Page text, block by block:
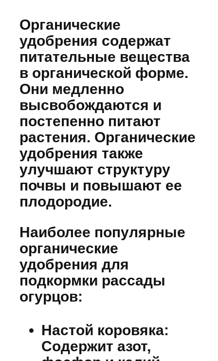
Органические
удобрения содержат
питательные вещества
в органической форме.
Они медленно
высвобождаются и
постепенно питают
растения. Органические
удобрения также
улучшают структуру
почвы и повышают ее
плодородие.
Наиболее популярные
органические
удобрения для
подкормки рассады
огурцов:
Настой коровяка:
Содержит азот,